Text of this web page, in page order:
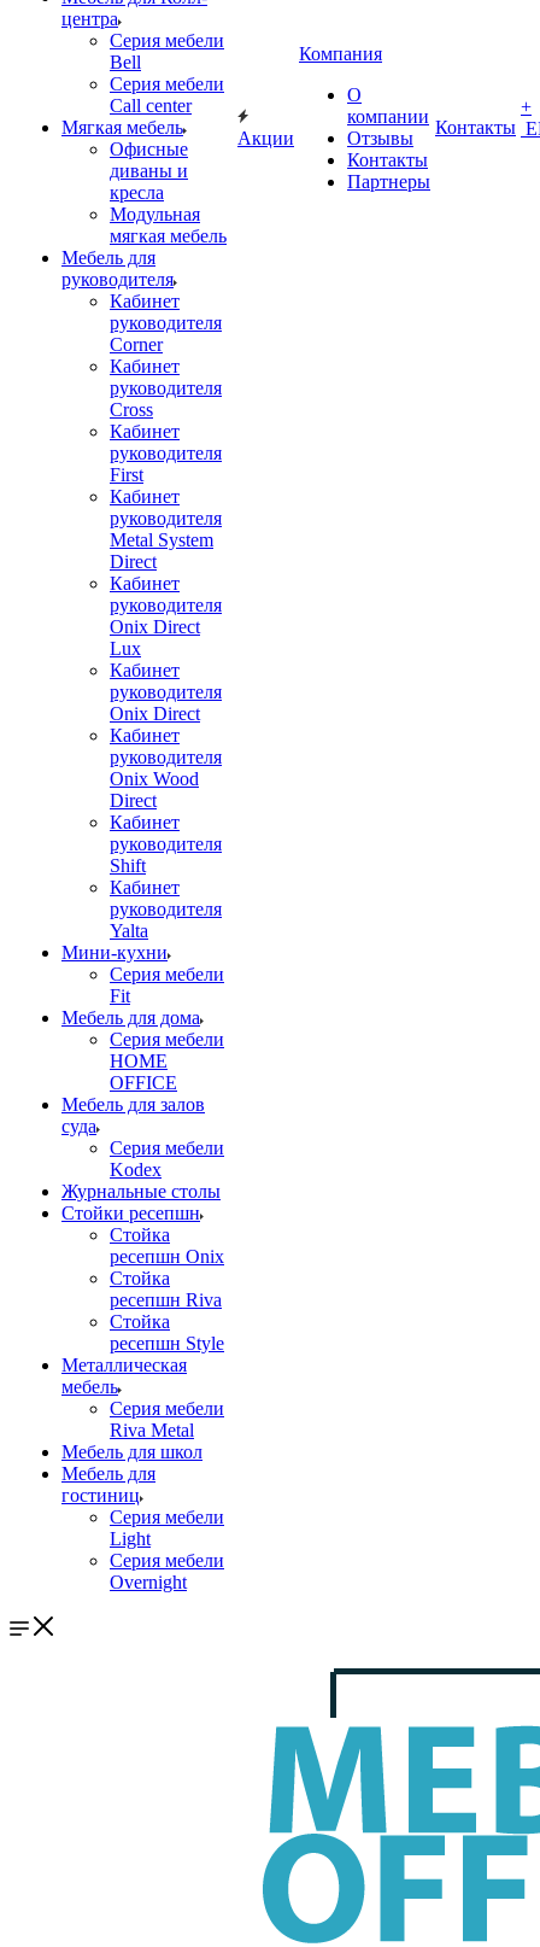
центра
Серия мебели
Bell
Серия мебели
Call center
Мягкая мебель
Офисные
диваны и
кресла
Модульная
мягкая мебель
Мебель для
руководителя
Кабинет
руководителя
Corner
Кабинет
руководителя
Cross
Кабинет
руководителя
First
Кабинет
руководителя
Metal System
Direct
Кабинет
руководителя
Onix Direct
Lux
Кабинет
руководителя
Onix Direct
Кабинет
руководителя
Onix Wood
Direct
Кабинет
руководителя
Shift
Кабинет
руководителя
Yalta
Мини-кухни
Серия мебели
Fit
Мебель для дома
Серия мебели
HOME
OFFICE
Мебель для залов
суда
Серия мебели
Kodex
Журнальные столы
Стойки ресепшн
Стойка
ресепшн Onix
Стойка
ресепшн Riva
Стойка
ресепшн Style
Металлическая
мебель
Серия мебели
Riva Metal
Мебель для школ
Мебель для
гостиниц
Серия мебели
Light
Серия мебели
Overnight
Акции
Компания
О
компании
Отзывы
Контакты
Партнеры
Контакты
+